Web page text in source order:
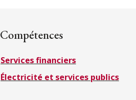
S’abonner
Compétences
Services financiers
Électricité et services publics